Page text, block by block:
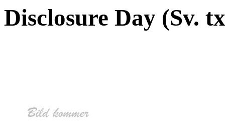
Disclosure Day (Sv.